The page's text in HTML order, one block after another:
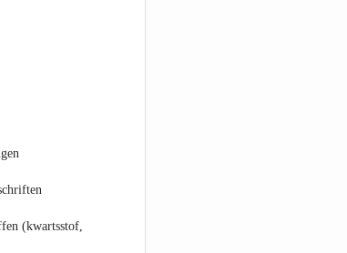
(kwartsstof,